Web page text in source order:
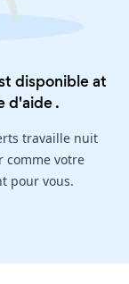
disponible at
d'aide.
travaille nuit
comme votre
pour vous.